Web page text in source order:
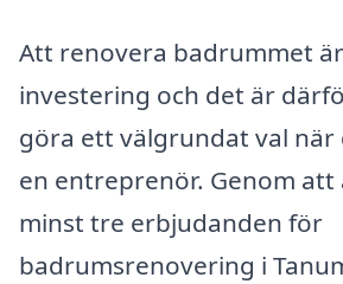
Att renovera badrummet
investering och det är
göra ett välgrundat val
en entreprenör. Genom
minst tre erbjudanden för
badrumsrenovering i